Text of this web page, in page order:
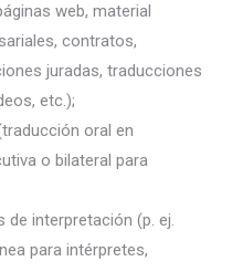
web, material
contratos,
juradas, traducciones
etc.);
oral en
o bilateral para
de interpretación (p. ej.
para intérpretes,